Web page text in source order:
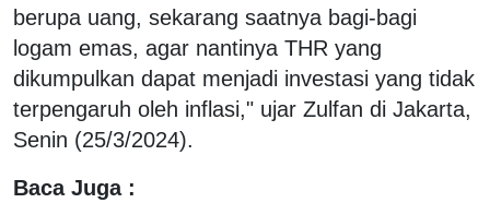
berupa uang, sekarang saatnya bagi-bagi
logam emas, agar nantinya THR yang
dikumpulkan dapat menjadi investasi yang tidak
terpengaruh oleh inflasi," ujar Zulfan di Jakarta,
Senin (25/3/2024).
Baca Juga :